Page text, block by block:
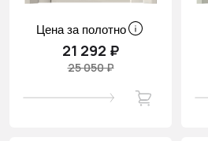
Цена за полотно
21 292 ₽
25 050 ₽